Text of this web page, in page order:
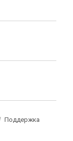
Поддержка